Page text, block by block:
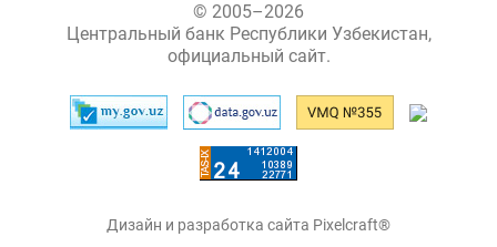
© 2005–2026
Центральный банк Республики Узбекистан,
официальный сайт.
Дизайн и разработка сайта Pixelcraft®